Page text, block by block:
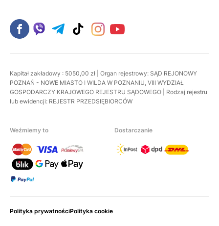
Kapitał zakładowy : 5050,00 zł | Organ rejestrowy: SĄD REJONOWY
POZNAŃ - NOWE MIASTO I WILDA W POZNANIU, VIII WYDZIAŁ
GOSPODARCZY KRAJOWEGO REJESTRU SĄDOWEGO | Rodzaj rejestru
lub ewidencji: REJESTR PRZEDSIĘBIORCÓW
Weźmiemy to Dostarczanie
Polityka prywatnościPolityka cookie